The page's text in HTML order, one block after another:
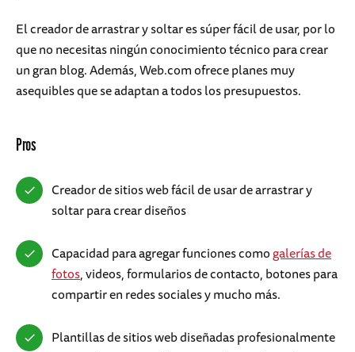
El creador de arrastrar y soltar es súper fácil de usar, por lo
que no necesitas ningún conocimiento técnico para crear
un gran blog. Además, Web.com ofrece planes muy
asequibles que se adaptan a todos los presupuestos.
Pros
Creador de sitios web fácil de usar de arrastrar y
soltar para crear diseños
Capacidad para agregar funciones comogalerías de
fotos, videos, formularios de contacto, botones para
compartir en redes sociales y mucho más.
Plantillas de sitios web diseñadas profesionalmente